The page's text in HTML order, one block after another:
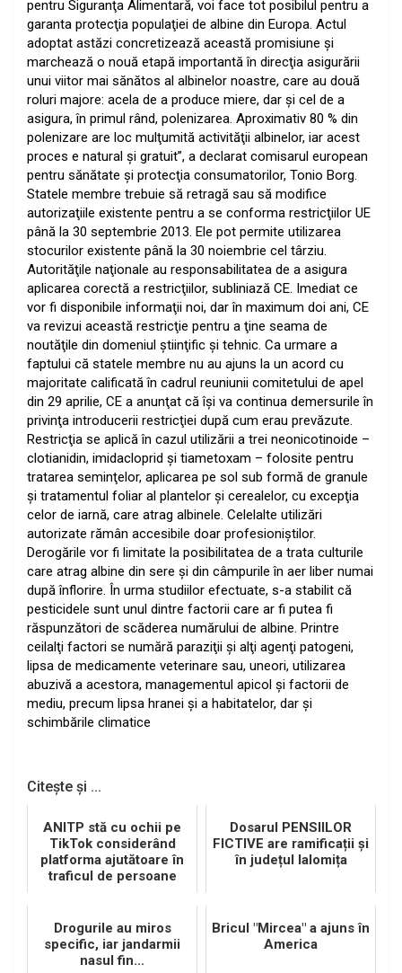
pentru Siguranţa Alimentară, voi face tot posibilul pentru a
garanta protecţia populaţiei de albine din Europa. Actul
adoptat astăzi concretizează această promisiune şi
marchează o nouă etapă importantă în direcţia asigurării
unui viitor mai sănătos al albinelor noastre, care au două
roluri majore: acela de a produce miere, dar şi cel de a
asigura, în primul rând, polenizarea. Aproximativ 80 % din
polenizare are loc mulţumită activităţii albinelor, iar acest
proces e natural şi gratuit”, a declarat comisarul european
pentru sănătate şi protecţia consumatorilor, Tonio Borg.
Statele membre trebuie să retragă sau să modifice
autorizaţiile existente pentru a se conforma restricţiilor UE
până la 30 septembrie 2013. Ele pot permite utilizarea
stocurilor existente până la 30 noiembrie cel târziu.
Autorităţile naţionale au responsabilitatea de a asigura
aplicarea corectă a restricţiilor, subliniază CE. Imediat ce
vor fi disponibile informaţii noi, dar în maximum doi ani, CE
va revizui această restricţie pentru a ţine seama de
noutăţile din domeniul ştiinţific şi tehnic. Ca urmare a
faptului că statele membre nu au ajuns la un acord cu
majoritate calificată în cadrul reuniunii comitetului de apel
din 29 aprilie, CE a anunţat că îşi va continua demersurile în
privinţa introducerii restricţiei după cum erau prevăzute.
Restricţia se aplică în cazul utilizării a trei neonicotinoide –
clotianidin, imidacloprid şi tiametoxam – folosite pentru
tratarea seminţelor, aplicarea pe sol sub formă de granule
şi tratamentul foliar al plantelor şi cerealelor, cu excepţia
celor de iarnă, care atrag albinele. Celelalte utilizări
autorizate rămân accesibile doar profesioniştilor.
Derogările vor fi limitate la posibilitatea de a trata culturile
care atrag albine din sere şi din câmpurile în aer liber numai
după înflorire. În urma studiilor efectuate, s-a stabilit că
pesticidele sunt unul dintre factorii care ar fi putea fi
răspunzători de scăderea numărului de albine. Printre
ceilalţi factori se numără paraziţii şi alţi agenţi patogeni,
lipsa de medicamente veterinare sau, uneori, utilizarea
abuzivă a acestora, managementul apicol şi factorii de
mediu, precum lipsa hranei şi a habitatelor, dar şi
schimbările climatice
Citește și ...
ANITP stă cu ochii pe
TikTok considerând
platforma ajutătoare în
traficul de persoane
Dosarul PENSIILOR
FICTIVE are ramificații și
în județul Ialomița
Drogurile au miros
specific, iar jandarmii
nasul fin...
Bricul "Mircea" a ajuns în
America